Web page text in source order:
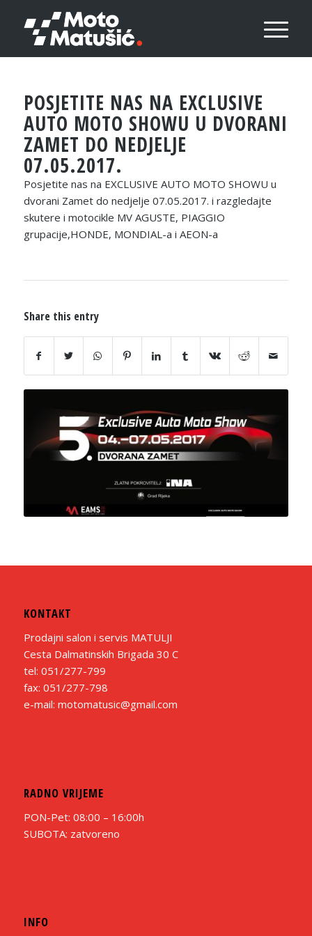
POSJETITE NAS NA EXCLUSIVE
AUTO MOTO SHOWU U DVORANI
ZAMET DO NEDJELJE
07.05.2017.
Posjetite nas na EXCLUSIVE AUTO MOTO SHOWU u
dvorani Zamet do nedjelje 07.05.2017. i razgledajte
skutere i motocikle MV AGUSTE, PIAGGIO
grupacije,HONDE, MONDIAL-a i AEON-a
Share this entry
KONTAKT
Prodajni salon i servis MATULJI
Cesta Dalmatinskih Brigada 30 C
tel: 051/277-799
fax: 051/277-798
e-mail: motomatusic@gmail.com
RADNO VRIJEME
PON-Pet: 08:00 – 16:00h
SUBOTA: zatvoreno
INFO